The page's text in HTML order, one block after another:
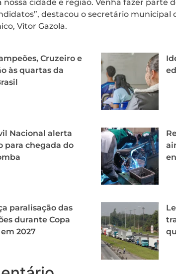
cidade e região. Venha fazer parte
destacou o secretário municipal
Vitor Gazola.
Cruzeiro e
às quartas da
Nacional alerta
para chegada do
paralisação das
durante Copa
2027